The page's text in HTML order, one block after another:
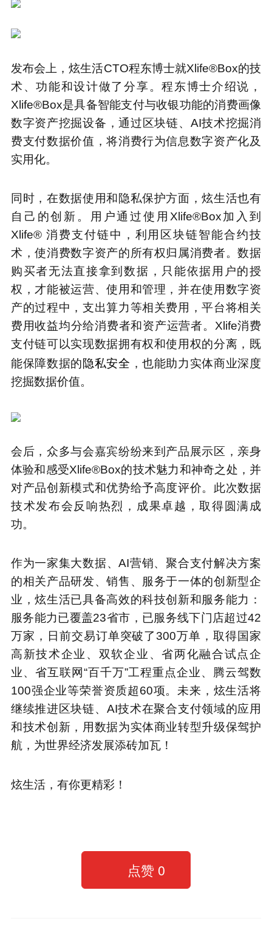
发布会上，炫生活CTO程东博士就Xlife®Box的技
术、功能和设计做了分享。程东博士介绍说，
Xlife®Box是具备智能支付与收银功能的消费画像
数字资产挖掘设备，通过区块链、AI技术挖掘消
费支付数据价值，将消费行为信息数字资产化及
实用化。
同时，在数据使用和隐私保护方面，炫生活也有
自己的创新。用户通过使用Xlife®Box加入到
Xlife® 消费支付链中，利用区块链智能合约技
术，使消费数字资产的所有权归属消费者。数据
购买者无法直接拿到数据，只能依据用户的授
权，才能被运营、使用和管理，并在使用数字资
产的过程中，支出算力等相关费用，平台将相关
费用收益均分给消费者和资产运营者。Xlife消费
支付链可以实现数据拥有权和使用权的分离，既
能保障数据的隐私安全 ，也能助力实体商业深度
挖掘数据价值。
会后，众多与会嘉宾纷纷来到产品展示区，亲身
体验和感受Xlife®Box的技术魅力和神奇之处，并
对产品创新模式和优势给予高度评价。此次数据
技术发布会反响热烈，成果卓越，取得圆满成
功。
作为一家集大数据、AI营销、聚合支付解决方案
的相关产品研发、销售、服务于一体的创新型企
业，炫生活已具备高效的科技创新和服务能力：
服务能力已覆盖23省市，已服务线下门店超过42
万家，日前交易订单突破了300万单，取得国家
高新技术企业、双软企业、省两化融合试点企
业、省互联网“百千万”工程重点企业、腾云驾数
100强企业等荣誉资质超60项。未来，炫生活将
继续推进区块链、AI技术在聚合支付领域的应用
和技术创新，用数据为实体商业转型升级保驾护
航，为世界经济发展添砖加瓦！
炫生活，有你更精彩！
点赞 0